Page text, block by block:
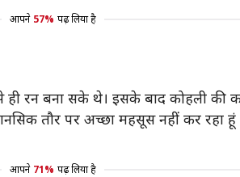
आपने 57% पढ़ लिया है
रन बना सके थे। इसके बाद कोहली की
तौर पर अच्छा महसूस नहीं कर
आपने 71% पढ़ लिया है